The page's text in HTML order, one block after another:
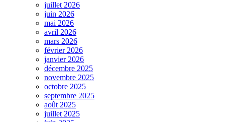
juillet 2026
juin 2026
mai 2026
avril 2026
mars 2026
février 2026
janvier 2026
décembre 2025
novembre 2025
octobre 2025
septembre 2025
août 2025
juillet 2025